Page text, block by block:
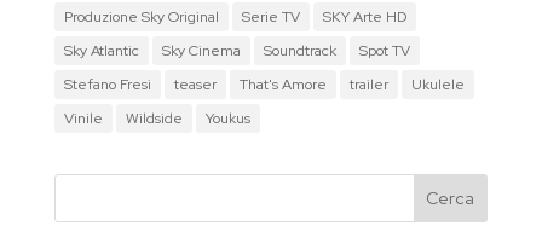
Produzione Sky Original
Serie TV
SKY Arte HD
Sky Atlantic
Sky Cinema Soundtrack
Spot TV
Stefano Fresi
teaser That's Amore trailer
Ukulele
Vinile
Wildside Youkus